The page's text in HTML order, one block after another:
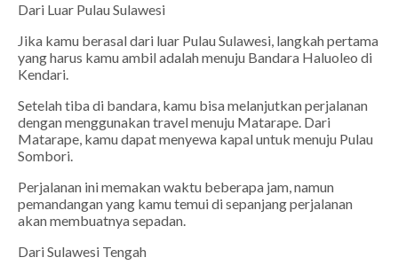
Dari Luar Pulau Sulawesi
Jika kamu berasal dari luar Pulau Sulawesi, langkah pertama
yang harus kamu ambil adalah menuju Bandara Haluoleo di
Kendari.
Setelah tiba di bandara, kamu bisa melanjutkan perjalanan
dengan menggunakan travel menuju Matarape. Dari
Matarape, kamu dapat menyewa kapal untuk menuju Pulau
Sombori.
Perjalanan ini memakan waktu beberapa jam, namun
pemandangan yang kamu temui di sepanjang perjalanan
akan membuatnya sepadan.
Dari Sulawesi Tengah